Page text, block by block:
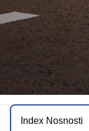
Index Nosnosti